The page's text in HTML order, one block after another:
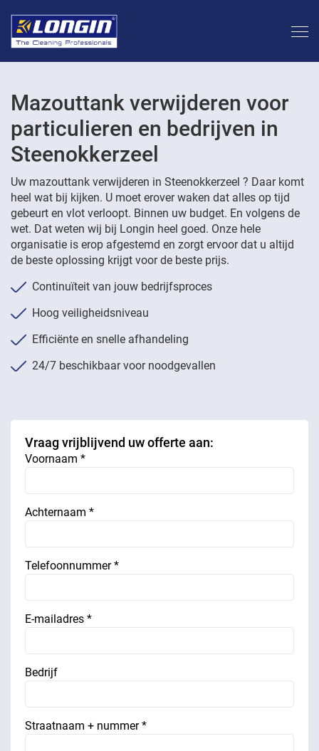
Mazouttank verwijderen voor
particulieren en bedrijven in
Steenokkerzeel
Uw mazouttank verwijderen in Steenokkerzeel ? Daar komt
heel wat bij kijken. U moet erover waken dat alles op tijd
gebeurt en vlot verloopt. Binnen uw budget. En volgens de
wet. Dat weten wij bij Longin heel goed. Onze hele
organisatie is erop afgestemd en zorgt ervoor dat u altijd
de beste oplossing krijgt voor de beste prijs.
Continuïteit van jouw bedrijfsproces
Hoog veiligheidsniveau
Efficiënte en snelle afhandeling
24/7 beschikbaar voor noodgevallen
Vraag vrijblijvend uw offerte aan:
Voornaam *
Achternaam *
Telefoonnummer *
E-mailadres *
Bedrijf
Straatnaam + nummer *